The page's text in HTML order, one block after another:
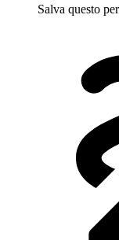
Salva questo